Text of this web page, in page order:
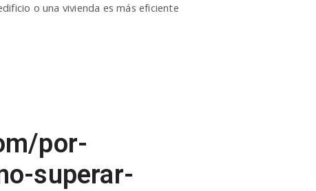
o una vivienda es más eficiente
por-
superar-